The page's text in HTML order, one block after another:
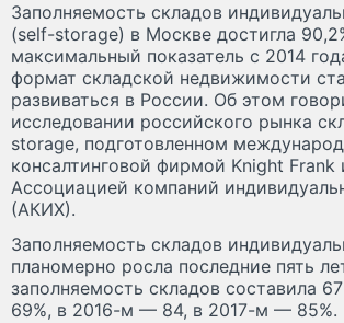
Заполняемость складов
(self-storage) в Москве достигла
максимальный показатель с 2014
формат складской недвижимости
развиваться в России. Об этом
исследовании российского рынка
storagе, подготовленном
консалтинговой фирмой Knight Frank
Ассоциацией компаний
(АКИХ).
Заполняемость складов
планомерно росла последние пять
заполняемость складов составила
69%, в 2016-м — 84, в 2017-м — 85%.